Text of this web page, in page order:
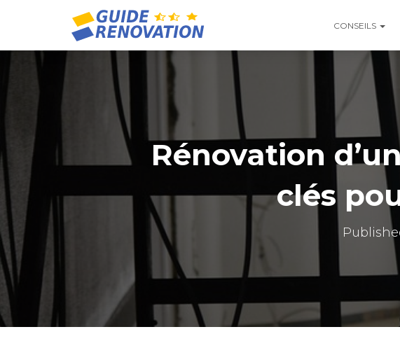
CONSEILS
Rénovation
clés